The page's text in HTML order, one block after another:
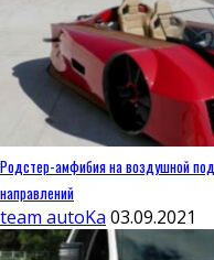
Родстер-амфибия на воздушной
направлений
team autoKa 03.09.2021